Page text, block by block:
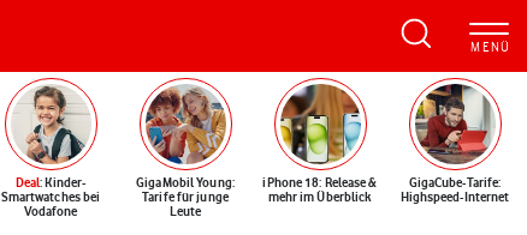
Deal: Kinder-
Smartwatches bei
Vodafone
GigaMobil Young:
Tarife für junge
Leute
iPhone 18: Release &
mehr im Überblick
GigaCube-Tarife:
Highspeed-Internet